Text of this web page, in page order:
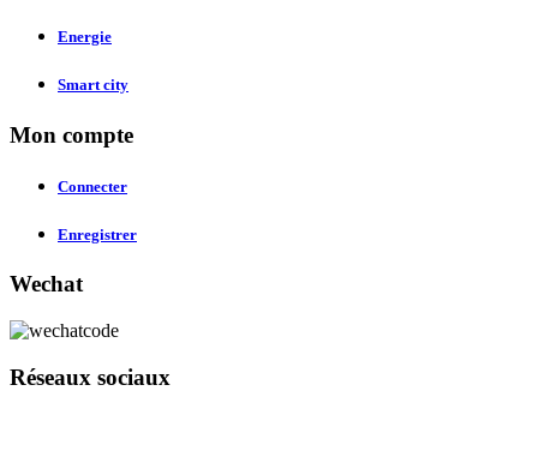
Energie
Smart city
Mon compte
Connecter
Enregistrer
Wechat
Réseaux sociaux